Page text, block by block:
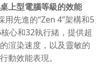
上型電腦等級的效能
用先進的“Zen 4”架構和5
心和32執行緒，提供超
渲染速度，以及靈敏的
動效能表現。